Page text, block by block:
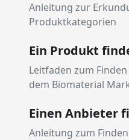
Anleitung zur
Produktkategorien
Ein Produkt
Leitfaden zum
dem Biomaterial
Einen Anbieter
Anleitung zum